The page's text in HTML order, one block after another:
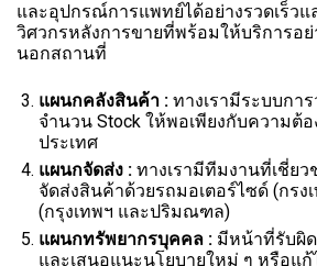
และอุปกรณ์การแพทย์ได้อย่างรวดเร็ว
วิศวกรหลังการขายที่พร้อมให้บริการอย่
นอกสถานที่
แผนกคลังสินค้า : ทางเรามีระบบกา
จำนวน Stock ให้พอเพียงกับความต้
ประเทศ
แผนกจัดส่ง : ทางเรามีทีมงานที่เชี่ย
จัดส่งสินค้าด้วยรถมอเตอร์ไซด์ (กรง
(กรุงเทพฯ และปริมณฑล)
แผนกทรัพยากรบุคคล : มีหน้าที่รับผิ
และเสนอแนะนโยบายใหม่ ๆ หรือแก้